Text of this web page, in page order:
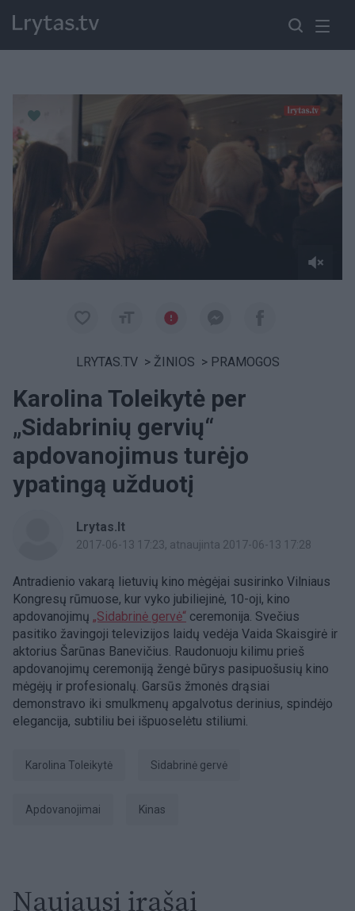
LRYTAS.TV > ŽINIOS > PRAMOGOS
Karolina Toleikytė per
„Sidabrinių gervių“
apdovanojimus turėjo
ypatingą užduotį
Lrytas.lt
2017-06-13 17:23, atnaujinta 2017-06-13 17:28
Antradienio vakarą lietuvių kino mėgėjai susirinko Vilniaus
Kongresų rūmuose, kur vyko jubiliejinė, 10-oji, kino
apdovanojimų „Sidabrinė gervė“ ceremonija. Svečius
pasitiko žavingoji televizijos laidų vedėja Vaida Skaisgirė ir
aktorius Šarūnas Banevičius. Raudonuoju kilimu prieš
apdovanojimų ceremoniją žengė būrys pasipuošusių kino
mėgėjų ir profesionalų. Garsūs žmonės drąsiai
demonstravo iki smulkmenų apgalvotus derinius, spindėjo
elegancija, subtiliu bei išpuoselėtu stiliumi.
Karolina Toleikytė Sidabrinė gervė
apdovanojimai Kinas
Naujausi įrašai